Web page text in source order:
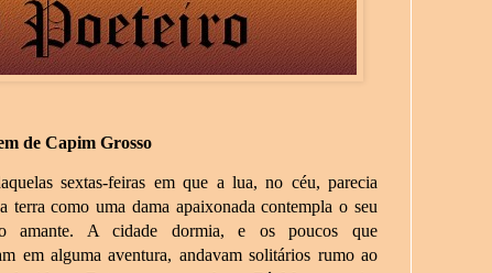
de Capim Grosso
sextas-feiras em que a lua, no céu, parecia
terra como uma dama apaixonada contempla o seu
amante. A cidade dormia, e os poucos que
em alguma aventura, andavam solitários rumo ao